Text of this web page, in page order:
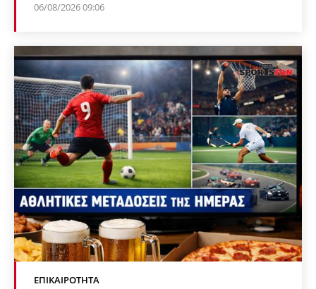
06/08/2026 09:06
ΕΠΙΚΑΙΡΌΤΗΤΑ